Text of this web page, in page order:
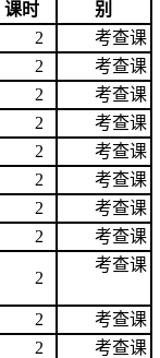
课时
别
2
考查课
2
考查课
2
考查课
2
考查课
2
考查课
2
考查课
2
考查课
2 考查课
2
考查课
2
考查课
2
考查课